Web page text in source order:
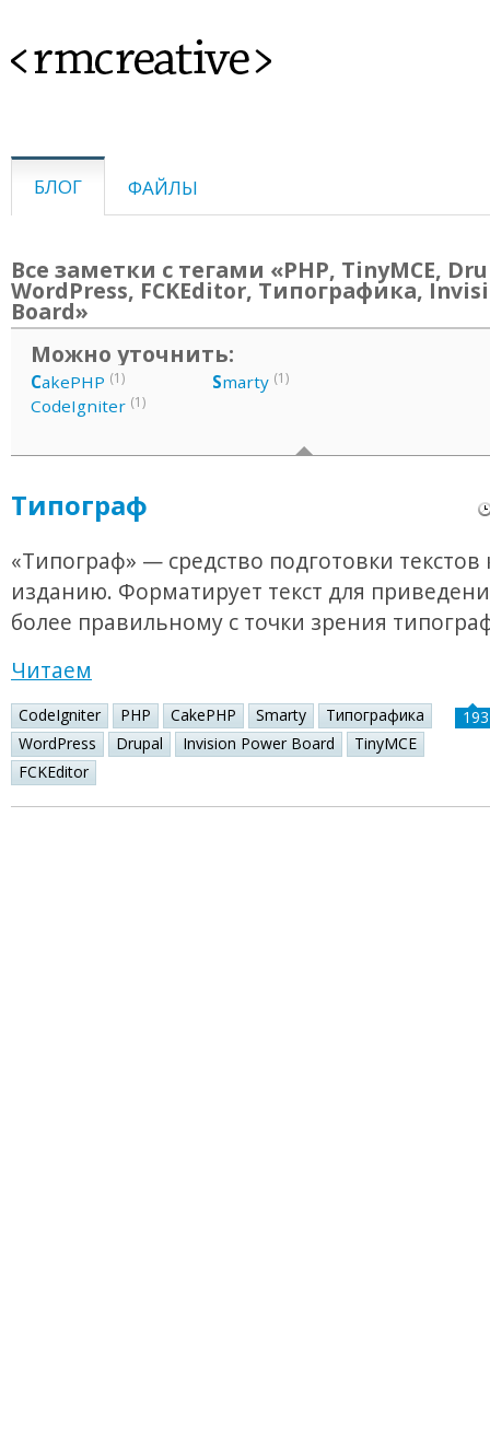
<rmcreative>
БЛОГ ФАЙЛЫ
Все заметки с тегами «PHP, TinyMCE,
WordPress, FCKEditor, Типографика,
Board»
Можно уточнить:
CakePHP (1)
CodeIgniter (1)
Smarty (1)
Типограф
«Типограф» — средство подготовки текстов
изданию. Форматирует текст для
более правильному с точки зрения
Читаем
CodeIgniter PHP CakePHP Smarty
Типографика
WordPress
Drupal Invision Power Board
TinyMCE
FCKEditor